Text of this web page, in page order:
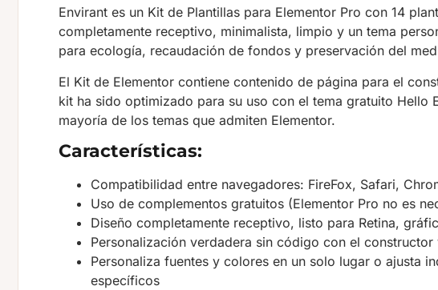
Envirant es un Kit de Plantillas para Elementor Pro con 14
completamente receptivo, minimalista, limpio y un tema
para ecología, recaudación de fondos y preservación del
El Kit de Elementor contiene contenido de página para el
kit ha sido optimizado para su uso con el tema gratuito Hello
mayoría de los temas que admiten Elementor.
Características:
Compatibilidad entre navegadores: FireFox, Safari,
Uso de complementos gratuitos (Elementor Pro no es
Diseño completamente receptivo, listo para Retina,
Personalización verdadera sin código con el
Personaliza fuentes y colores en un solo lugar o ajusta
específicos